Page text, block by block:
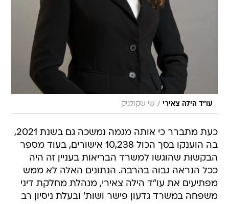
עו"ד הילה צאירי / שי שקולניק
כעת מתברר כי אותה מגמה נמשכה גם בשנת 2021,
בה הוענקו בסך הכול 10,238 אישורים, בעוד מספר
הבקשות שהוגשו למשרד הבריאות בעניין זה היה
ככל הנראה גבוה בהרבה. הנתונים האלה לא ממש
מפתיעים את עו"ד הילה צאירי, מנהלת מחלקת דיני
משפחה במשרד גדעון פישר ושות' ובעלת ניסיון רב